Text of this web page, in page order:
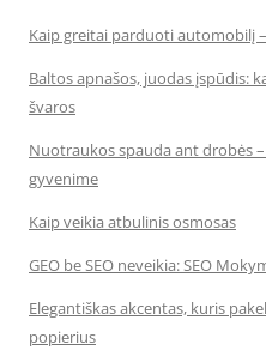
Kaip greitai parduoti automobilį
Baltos apnašos, juodas įspūdis:
švaros
Nuotraukos spauda ant drobės
gyvenime
Kaip veikia atbulinis osmosas
GEO be SEO neveikia: SEO
Elegantiškas akcentas, kuris
popierius